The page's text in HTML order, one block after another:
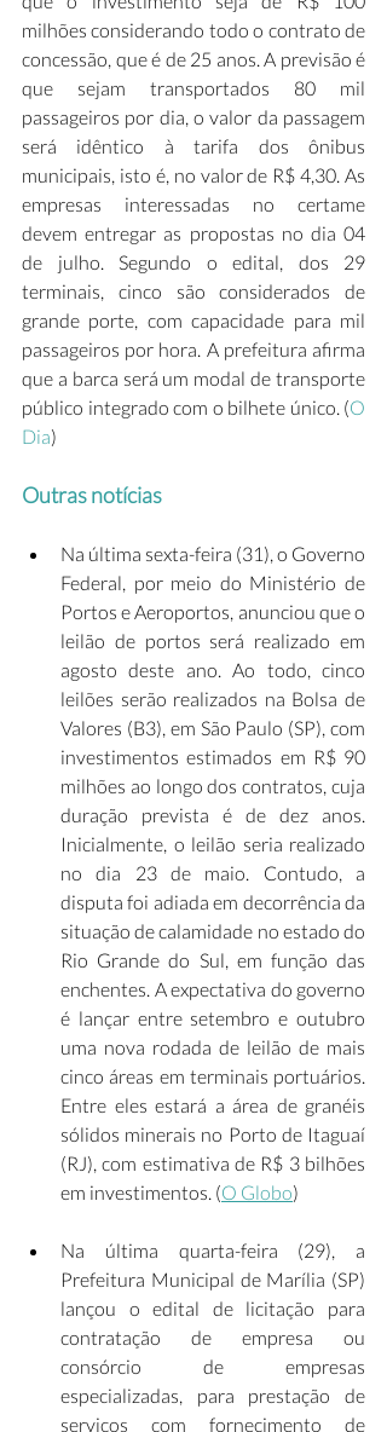
milhões considerando todo o contrato de
concessão, que é de 25 anos. A previsão é
que sejam transportados 80 mil
passageiros por dia, o valor da passagem
será idêntico à tarifa dos ônibus
municipais, isto é, no valor de R$ 4,30. As
empresas interessadas no certame
devem entregar as propostas no dia 04
de julho. Segundo o edital, dos 29
terminais, cinco são considerados de
grande porte, com capacidade para mil
passageiros por hora. A prefeitura afirma
que a barca será um modal de transporte
público integrado com o bilhete único. (O
Dia)
Outras notícias
Na última sexta-feira (31), o Governo
Federal, por meio do Ministério de
Portos e Aeroportos, anunciou que o
leilão de portos será realizado em
agosto deste ano. Ao todo, cinco
leilões serão realizados na Bolsa de
Valores (B3), em São Paulo (SP), com
investimentos estimados em R$ 90
milhões ao longo dos contratos, cuja
duração prevista é de dez anos.
Inicialmente, o leilão seria realizado
no dia 23 de maio. Contudo, a
disputa foi adiada em decorrência da
situação de calamidade no estado do
Rio Grande do Sul, em função das
enchentes. A expectativa do governo
é lançar entre setembro e outubro
uma nova rodada de leilão de mais
cinco áreas em terminais portuários.
Entre eles estará a área de granéis
sólidos minerais no Porto de Itaguaí
(RJ), com estimativa de R$ 3 bilhões
em investimentos. (O Globo)
Na última quarta-feira (29), a
Prefeitura Municipal de Marília (SP)
lançou o edital de licitação para
contratação de empresa ou
consórcio de empresas
especializadas, para prestação de
serviços com fornecimento de